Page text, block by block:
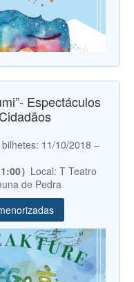
Espectáculos
11/10/2018 –
） Local: T Teatro
de Pedra